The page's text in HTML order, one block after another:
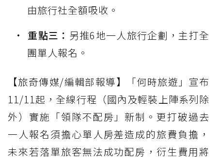
由旅行社全額吸收。
重點三： 另推6地一人旅行企劃，主打全
團單人報名。
【旅奇傳媒/編輯部報導】「何時旅遊」宣布
11/11起，全線行程（國內及輕裝上陣系列除
外）實施「領隊不配房」新制。更打破過去
一人報名須擔心單人房差造成的旅費負擔，
未來若落單旅客無法成功配房，衍生費用將